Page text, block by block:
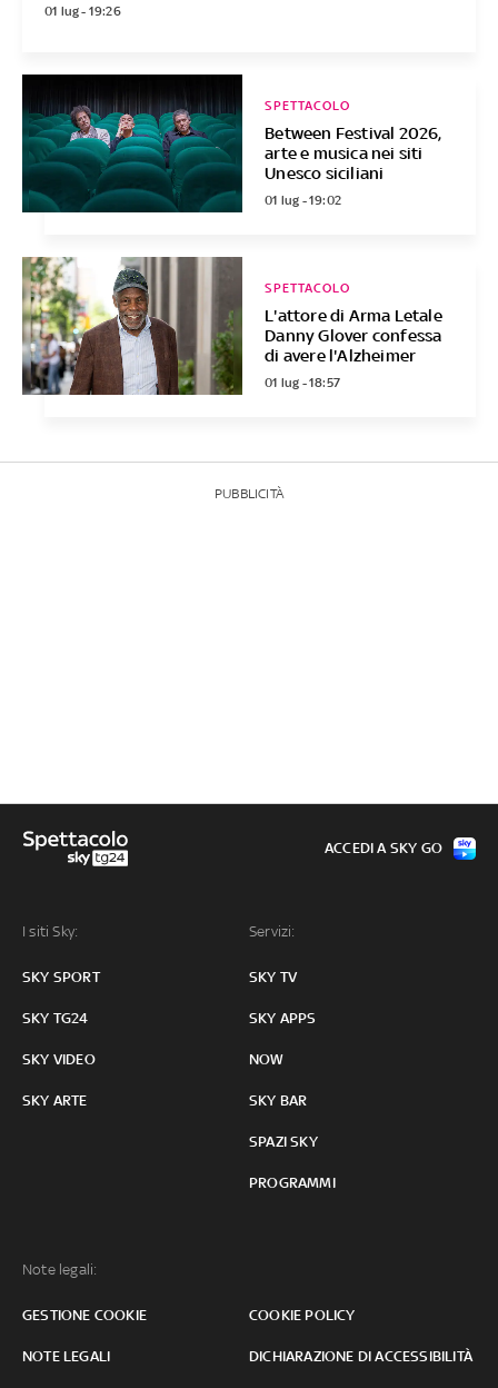
01 lug - 19:26
Between Festival 2026,
arte e musica nei siti
Unesco siciliani
SPETTACOLO
01 lug - 19:02
L'attore di Arma Letale
Danny Glover confessa
di avere l'Alzheimer
SPETTACOLO
01 lug - 18:57
PUBBLICITÀ
I siti Sky:
SKY SPORT
SKY TG24
SKY VIDEO
SKY ARTE
Servizi:
SKY TV
SKY APPS
NOW
SKY BAR
SPAZI SKY
PROGRAMMI
Note legali:
GESTIONE COOKIE COOKIE POLICY
NOTE LEGALI DICHIARAZIONE DI ACCESSIBILITÀ
ACCEDI A SKY GO